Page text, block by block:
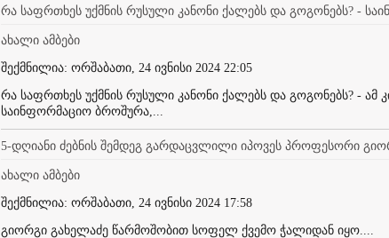
რა საფრთხეს უქმნის რუსული კანონი ქალებს და გოგონებს? -
ახალი ამბები
შექმნილია: ორშაბათი, 24 ივნისი 2024 22:05
რა საფრთხეს უქმნის რუსული კანონი ქალებს და გოგონებს? - ამ
საინფორმაციო ბროშურა,...
5-დღიანი ძებნის შემდეგ გარდაცვლილი იპოვეს პროფესორი
ახალი ამბები
შექმნილია: ორშაბათი, 24 ივნისი 2024 17:58
გიორგი გახელაძე წარმოშობით სოფელ ქვემო ჭალიდან იყო....